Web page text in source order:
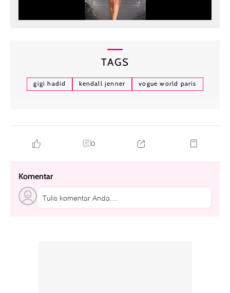
TAGS
gigi hadid kendall jenner vogue world paris
0
Komentar
Tulis komentar Anda....